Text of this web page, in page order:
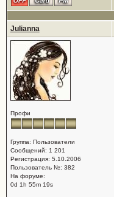
Julianna
Профи
Группа: Пользователи
Сообщений: 1 201
Регистрация: 5.10.2006
Пользователь №: 382
На форуме:
0d 1h 55m 19s